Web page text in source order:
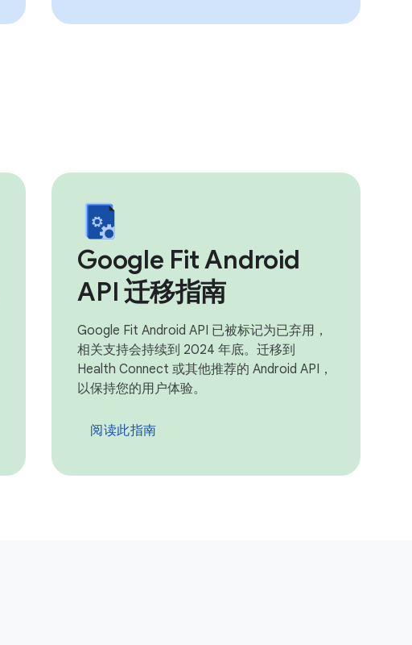
Google Fit Android
API 迁移指南
Google Fit Android API 已被标记为已弃用，
相关支持会持续到 2024 年底。迁移到
Health Connect 或其他推荐的 Android API，
以保持您的用户体验。
阅读此指南